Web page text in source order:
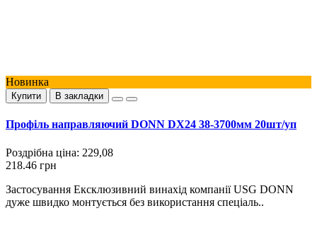
Новинка
Купити В закладки
Профіль направляючий DONN DX24 38-3700мм 20шт/уп
Роздрібна ціна: 229,08
218.46 грн
Застосування Ексклюзивний винахід компанії USG DONN
дуже швидко монтується без використання спеціаль..